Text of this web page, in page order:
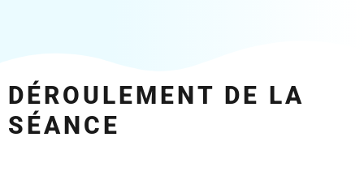
DÉROULEMENT DE LA
SÉANCE